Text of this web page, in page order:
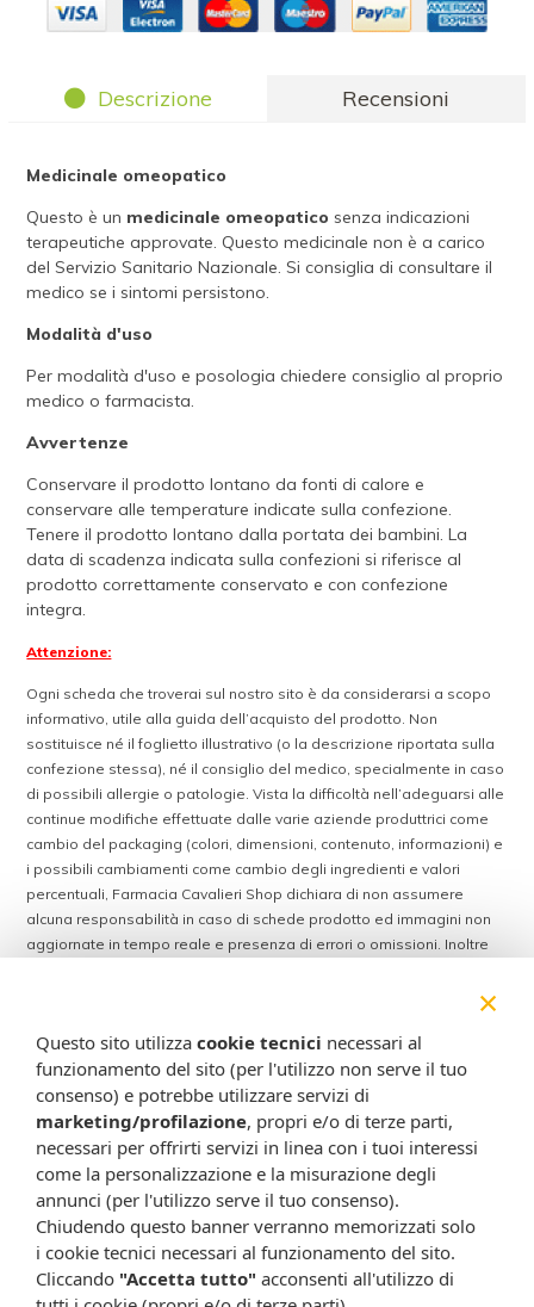
Descrizione Recensioni
Medicinale omeopatico
Questo è un medicinale omeopatico senza indicazioni
terapeutiche approvate. Questo medicinale non è a carico
del Servizio Sanitario Nazionale. Si consiglia di consultare il
medico se i sintomi persistono.
Modalità d'uso
Per modalità d'uso e posologia chiedere consiglio al proprio
medico o farmacista.
Avvertenze
Conservare il prodotto lontano da fonti di calore e
conservare alle temperature indicate sulla confezione.
Tenere il prodotto lontano dalla portata dei bambini. La
data di scadenza indicata sulla confezioni si riferisce al
prodotto correttamente conservato e con confezione
integra.
Attenzione:
Ogni scheda che troverai sul nostro sito è da considerarsi a scopo
informativo, utile alla guida dell’acquisto del prodotto. Non
sostituisce né il foglietto illustrativo (o la descrizione riportata sulla
confezione stessa), né il consiglio del medico, specialmente in caso
di possibili allergie o patologie. Vista la difficoltà nell’adeguarsi alle
continue modifiche effettuate dalle varie aziende produttrici come
cambio del packaging (colori, dimensioni, contenuto, informazioni) e
i possibili cambiamenti come cambio degli ingredienti e valori
percentuali, Farmacia Cavalieri Shop dichiara di non assumere
alcuna responsabilità in caso di schede prodotto ed immagini non
aggiornate in tempo reale e presenza di errori o omissioni. Inoltre
ISCRIVITI ALLA NEWSLETTER
Rimani aggiornato su tutte le promozioni
×
Questo sito utilizza cookie tecnici necessari al
funzionamento del sito (per l'utilizzo non serve il tuo
consenso) e potrebbe utilizzare servizi di
marketing/profilazione, propri e/o di terze parti,
necessari per offrirti servizi in linea con i tuoi interessi
come la personalizzazione e la misurazione degli
annunci (per l'utilizzo serve il tuo consenso).
Chiudendo questo banner verranno memorizzati solo
i cookie tecnici necessari al funzionamento del sito.
Cliccando "Accetta tutto" acconsenti all'utilizzo di